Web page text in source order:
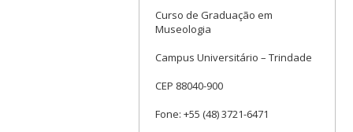
Curso de Graduação em
Museologia
Campus Universitário – Trindade
CEP 88040-900
Fone: +55 (48) 3721-6471